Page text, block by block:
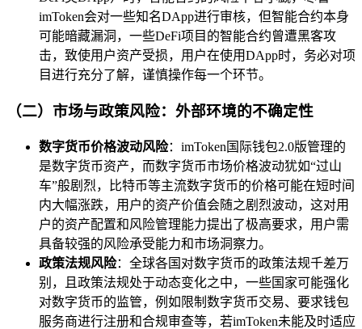
imToken会对一些知名DApp进行审核，但智能合约本身
可能暗藏漏洞，一些DeFi项目的智能合约曾遭黑客攻
击，致使用户资产受损，用户在使用DApp时，务必对项
目进行充分了解，谨慎操作每一个环节。
（二）市场与政策风险：外部环境的不确定性
数字货币价格波动风险：imToken国际钱包2.0版管理的
是数字货币资产，而数字货币市场价格波动犹如“过山
车”般剧烈，比特币等主流数字货币的价格可能在短时间
内大幅涨跌，用户的资产价值会随之剧烈波动，这对用
户的资产配置和风险管理能力提出了极高要求，用户需
具备较强的风险承受能力和市场洞察力。
政策法规风险：全球各国对数字货币的政策法规千差万
别，且政策法规处于动态变化之中，一些国家可能强化
对数字货币的监管，例如限制数字货币交易、要求钱包
服务商进行注册和合规审查等，若imToken未能及时适应